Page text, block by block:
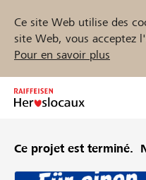
Ce site Web utilise des
site Web, vous acceptez
Pour en savoir plus
Inhalt
Ce projet est terminé.